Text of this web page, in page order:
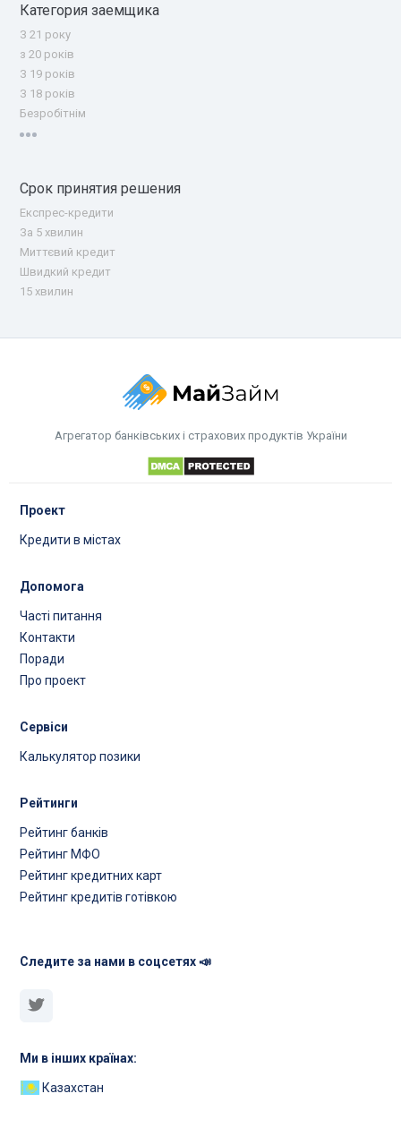
Категория заемщика
З 21 року
з 20 років
З 19 років
З 18 років
Безробітнім
Срок принятия решения
Експрес-кредити
За 5 хвилин
Миттєвий кредит
Швидкий кредит
15 хвилин
Агрегатор банківських і страхових продуктів України
Проект
Кредити в містах
Допомога
Часті питання
Контакти
Поради
Про проект
Сервіси
Калькулятор позики
Рейтинги
Рейтинг банків
Рейтинг МФО
Рейтинг кредитних карт
Рейтинг кредитів готівкою
Следите за нами в соцсетях 📣
Ми в інших країнах:
Казахстан